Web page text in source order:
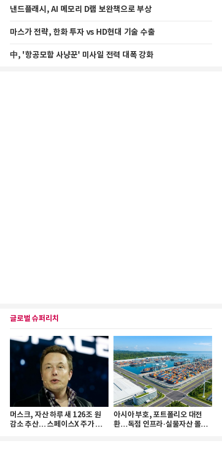
낸드플래시, AI 메모리 D램 보완책으로 부상
마스가 전략, 한화 투자 vs HD현대 기술 수출
中, '항공모함 사냥꾼' 미사일 전력 대폭 강화
글로벌 슈퍼리치
머스크, 자산 하루 새 126조 원
감소 추산… 스페이스X 주가 하
아시아 부호, 포트폴리오 대전
환…독점 인프라·실물자산 몰린